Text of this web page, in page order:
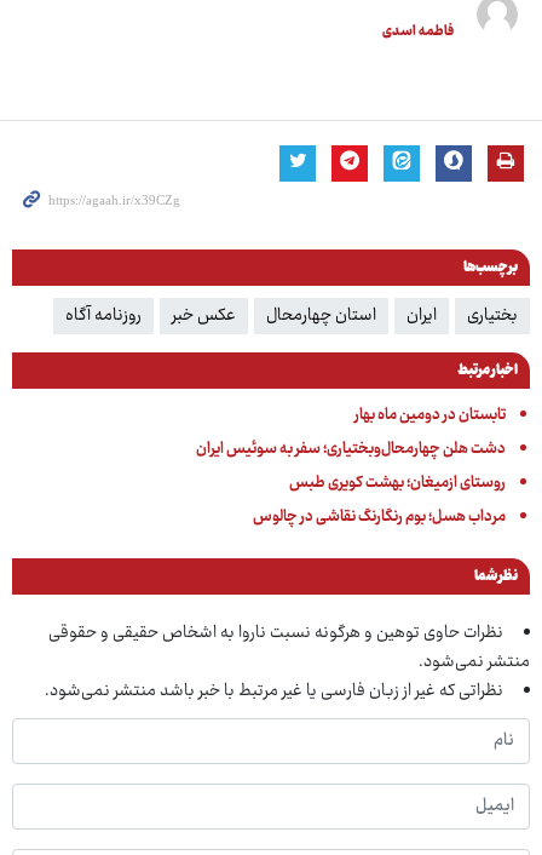
فاطمه اسدی
برچسب‌ها
بختیاری ایران استان چهارمحال عکس خبر روزنامه آگاه
اخبار مرتبط
تابستان در دومین ماه بهار
دشت هلن چهارمحال‌وبختیاری؛ سفر به سوئیس ایران
روستای ازمیغان؛ بهشت کویری طبس
مرداب هسل؛ بوم رنگارنگ نقاشی در چالوس
نظر شما
نظرات حاوی توهین و هرگونه نسبت ناروا به اشخاص حقیقی و حقوقی
منتشر نمی‌شود.
نظراتی که غیر از زبان فارسی یا غیر مرتبط با خبر باشد منتشر نمی‌شود.